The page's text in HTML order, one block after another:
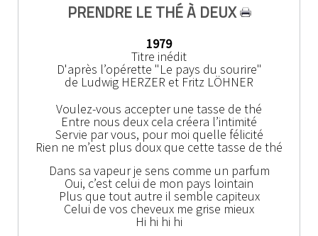
PRENDRE LE THÉ À DEUX
1979
Titre inédit
D'après l’opérette "Le pays du sourire"
de Ludwig HERZER et Fritz LÖHNER
Voulez-vous accepter une tasse de thé
Entre nous deux cela créera l’intimité
Servie par vous, pour moi quelle félicité
Rien ne m’est plus doux que cette tasse de thé
Dans sa vapeur je sens comme un parfum
Oui, c’est celui de mon pays lointain
Plus que tout autre il semble capiteux
Celui de vos cheveux me grise mieux
Hi hi hi hi